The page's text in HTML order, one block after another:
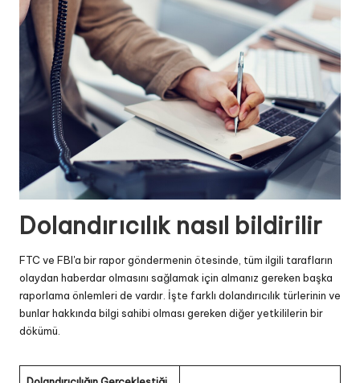
Dolandırıcılık nasıl bildirilir
FTC ve FBI'a bir rapor göndermenin ötesinde, tüm ilgili tarafların
olaydan haberdar olmasını sağlamak için almanız gereken başka
raporlama önlemleri de vardır. İşte farklı dolandırıcılık türlerinin ve
bunlar hakkında bilgi sahibi olması gereken diğer yetkililerin bir
dökümü.